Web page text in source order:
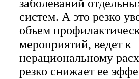
заболеваний
систем. А это резко
объем
мероприятий, ведет к
нерациональному
резко снижает ее